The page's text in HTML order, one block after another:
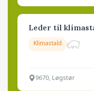
Leder til
Klimastald
9670, Løgstør